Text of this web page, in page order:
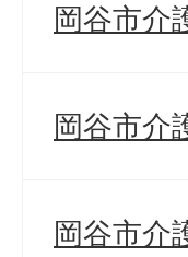
岡谷市介
岡谷市介
岡谷市介